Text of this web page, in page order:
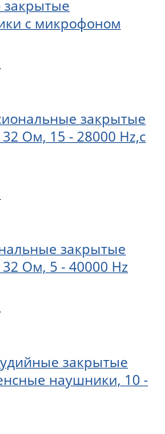
закрытые
с микрофоном
закрытые
Ом, 15 - 28000 Hz,с
закрытые
Ом, 5 - 40000 Hz
закрытые
наушники, 10 -